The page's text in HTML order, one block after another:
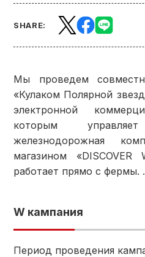
SHARE:
Мы проведем
«Кулаком Полярной
электронной
которым управляет
железнодорожная
магазином
работает прямо с фермы. .
W кампания
Период проведения